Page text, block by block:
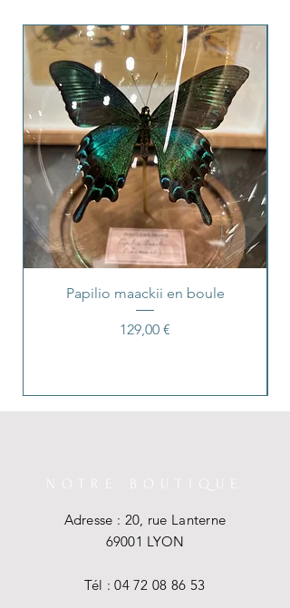
Papilio maackii en boule
Prix
129,00 €
NOTRE BOUTIQUE
Adresse : 20, rue Lanterne
69001 LYON
Tél :04 72 08 86 53